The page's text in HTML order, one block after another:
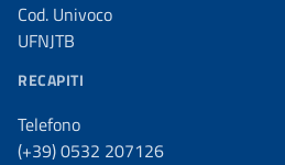
Cod. Univoco
UFNJTB
RECAPITI
Telefono
(+39) 0532 207126